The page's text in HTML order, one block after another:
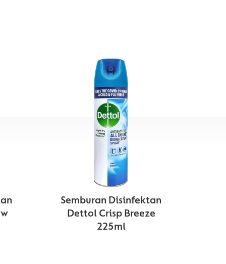
Semburan Disinfektan
Dettol Crisp Breeze
225ml